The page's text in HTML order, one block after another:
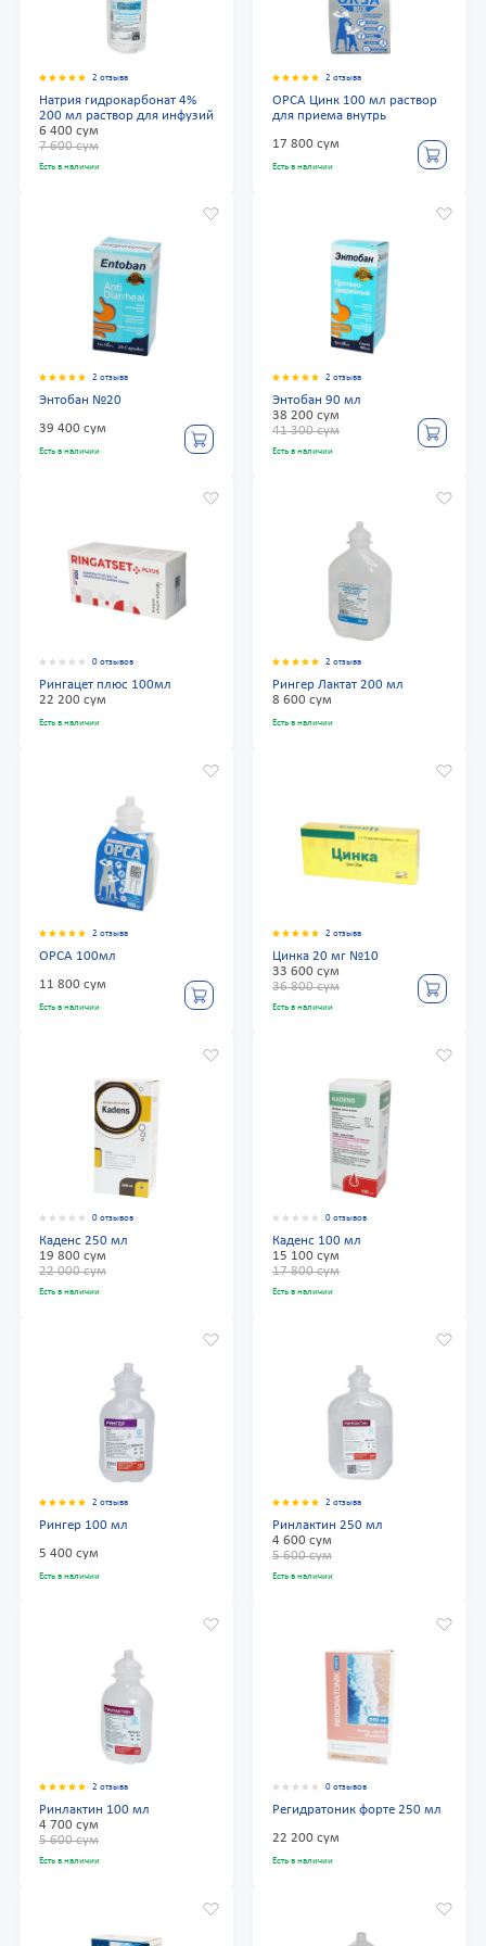
2 отзыва
Натрия гидрокарбонат 4%
200 мл раствор для инфузий
6 400 сум
7 600 сум
Есть в наличии
2 отзыва
ОРСА Цинк 100 мл раствор
для приема внутрь
17 800 сум
Есть в наличии
2 отзыва
Энтобан №20
39 400 сум
Есть в наличии
2 отзыва
Энтобан 90 мл
38 200 сум
41 300 сум
Есть в наличии
0 отзывов
Рингацет плюс 100мл
22 200 сум
Есть в наличии
2 отзыва
Рингер Лактат 200 мл
8 600 сум
Есть в наличии
2 отзыва
ОРСА 100мл
11 800 сум
Есть в наличии
2 отзыва
Цинка 20 мг №10
33 600 сум
36 800 сум
Есть в наличии
0 отзывов
Каденс 250 мл
19 800 сум
22 000 сум
Есть в наличии
0 отзывов
Каденс 100 мл
15 100 сум
17 800 сум
Есть в наличии
2 отзыва
Рингер 100 мл
5 400 сум
Есть в наличии
2 отзыва
Ринлактин 250 мл
4 600 сум
5 600 сум
Есть в наличии
2 отзыва
Ринлактин 100 мл
4 700 сум
5 600 сум
Есть в наличии
0 отзывов
Регидратоник форте 250 мл
22 200 сум
Есть в наличии